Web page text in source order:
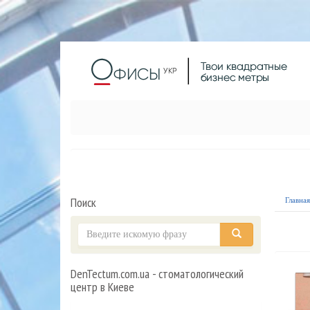
Поиск
DenTectum.com.ua - стоматологический
центр в Киеве